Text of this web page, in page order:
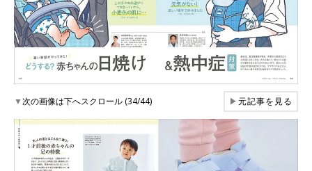
▼次の画像は下へスクロール (34/44) ▶元記事を見る